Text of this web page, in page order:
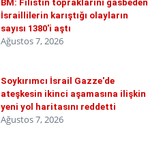
BM: Filistin topraklarını gasbeden
İsraillilerin karıştığı olayların
sayısı 1380'i aştı
Ağustos 7, 2026
Soykırımcı İsrail Gazze'de
ateşkesin ikinci aşamasına ilişkin
yeni yol haritasını reddetti
Ağustos 7, 2026